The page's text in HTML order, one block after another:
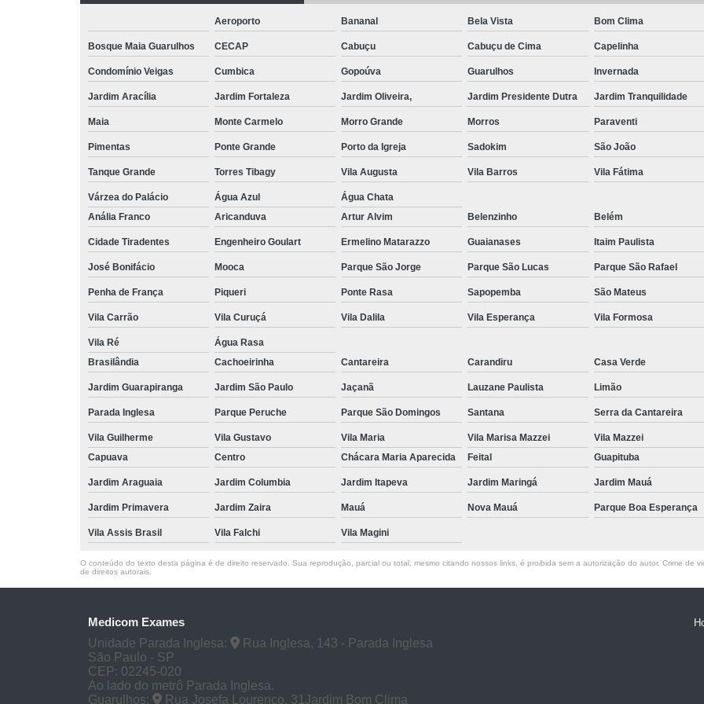
Exame de Imagem de
Exame de Imagem de
Exame de Imagem de
Exame de Imagem de
Exame de Imagem
Exame de Imagem
Exame de Imagem Tomografia do
Ressonância Magnética Abdominal e
Ressonância Magnética Cerebral
Ressonância Magnética de Abdome Superior
Ressonância Magnética do Coração
Ressonância Magnética do Joelho Direito
Exame de Ressonância Magnética
Exame de Ressonância Magnética em Sp
Tomografia Cervical
Tomografia
Tomografia do Crânio com Contraste
Tomografia dos Ossos Temporais
Tomografia Renal
Exame de Tomografia
Tomografia
Aeroporto Bananal Bela Vista Bom Clima
Bosque Maia Guarulhos CECAP Cabuçu Cabuçu de Cima Capelinha
Condomínio Veigas Cumbica Gopoúva Guarulhos Invernada
Jardim Aracília Jardim Fortaleza Jardim Oliveira, Jardim Presidente Dutra Jardim Tranquilidade
Maia Monte Carmelo Morro Grande Morros Paraventi
Pimentas Ponte Grande Porto da Igreja Sadokim São João
Tanque Grande Torres Tibagy Vila Augusta Vila Barros Vila Fátima
Várzea do Palácio Água Azul
Água Chata
Anália Franco
Aricanduva Artur Alvim Belenzinho Belém
Cidade Tiradentes Engenheiro Goulart Ermelino Matarazzo Guaianases Itaim Paulista
José Bonifácio Mooca Parque São Jorge Parque São Lucas Parque São Rafael
Penha de França Piqueri Ponte Rasa Sapopemba São Mateus
Vila Carrão Vila Curuçá Vila Dalila Vila Esperança Vila Formosa
Vila Ré
Água Rasa
Brasilândia
Cachoeirinha Cantareira Carandiru Casa Verde
Jardim Guarapiranga Jardim São Paulo Jaçanã Lauzane Paulista Limão
Parada Inglesa Parque Peruche Parque São Domingos Santana Serra da Cantareira
Vila Guilherme Vila Gustavo Vila Maria Vila Marisa Mazzei Vila Mazzei
Capuava
Centro Chácara Maria Aparecida Feital Guapituba
Jardim Araguaia Jardim Columbia Jardim Itapeva Jardim Maringá Jardim Mauá
Jardim Primavera Jardim Zaira Mauá Nova Mauá Parque Boa Esperança
Vila Assis Brasil Vila Falchi Vila Magini
O conteúdo do texto desta página é de direito reservado. Sua reprodução, parcial ou total, mesmo citando nossos links, é proibida sem a autorização do autor. Crime de
de direitos autorais
Medicom Exames
Unidade Parada Inglesa:
Rua Inglesa, 143 - Parada Inglesa
São Paulo - SP
CEP: 02245-020
Ao lado do metrô Parada Inglesa.
Guarulhos:
Rua Josefa Lourenço, 31Jardim Bom Clima